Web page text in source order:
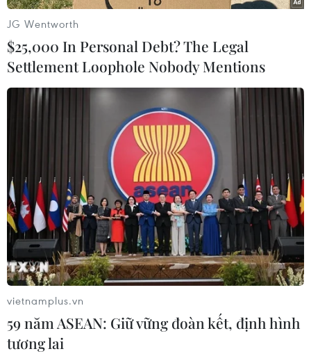
Cầu thủ V-League chấn thương có thể
nhận bảo hiểm tới 300 triệu đồng
28/01/2021 12:05
Nếu gặp phải chấn thương, cầu thủ tại các giải đấu
chuyên nghiệp cao nhất Việt Nam như V-League, hạng
Nhất và cúp Quốc gia có thể được chi trả hạn mức bảo
hiểm cao nhất lên tới 300 triệu đồng.
JG Wentworth
$25,000 In Personal Debt? The Legal
Settlement Loophole Nobody Mentions
vietnamplus.vn
59 năm ASEAN: Giữ vững đoàn kết, định hình
tương lai